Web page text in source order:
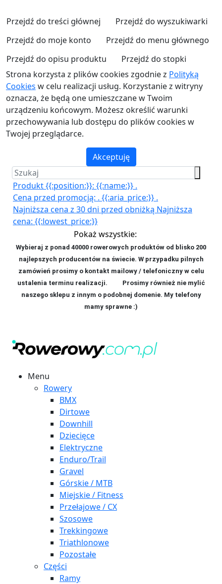
Przejdź do treści głównej
Przejdź do wyszukiwarki
Przejdź do moje konto
Przejdź do menu głównego
Przejdź do opisu produktu
Przejdź do stopki
Strona korzysta z plików cookies zgodnie z Polityką
Cookies w celu realizacji usług. Korzystanie z witryny
oznacza, że będą one umieszczane w Twoim
urządzeniu końcowym. Możesz określić warunki
przechowywania lub dostępu do plików cookies w
Twojej przeglądarce.
Akceptuję
Produkt {{:position:}}: {{:name:}} .
Cena przed promocją: . {{:aria_price:}} .
Najniższa cena z 30 dni przed obniżką Najniższa
cena: {{:lowest_price:}}
Pokaż wszystkie:
Wybieraj z ponad 40000 rowerowych produktów od blisko 200
najlepszych producentów na świecie. W przypadku pilnych
zamówień prosimy o kontakt mailowy / telefoniczny w celu
ustalenia terminu realizacji. Prosimy również nie mylić
naszego sklepu z innym o podobnej domenie. My telefony
mamy sprawne :)
Menu
Rowery
BMX
Dirtowe
Downhill
Dziecięce
Elektryczne
Enduro/Trail
Gravel
Górskie / MTB
Miejskie / Fitness
Przełajowe / CX
Szosowe
Trekkingowe
Triathlonowe
Pozostałe
Części
Ramy